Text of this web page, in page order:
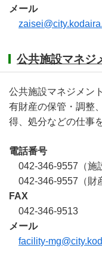
メール
公共施設マネジ
公共施設マネジメン
有財産の保管・調整
得、処分などの仕事
電話番号
042-346-9557（施
042-346-9557（財
FAX
042-346-9513
メール
facility-